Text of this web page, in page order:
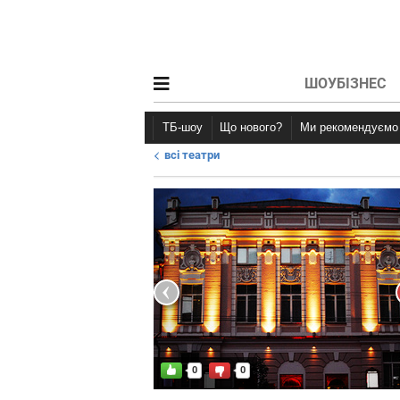
ШОУБІЗНЕС
ТБ-шоу Що нового? Ми рекомендуємо
всі театри
0 0